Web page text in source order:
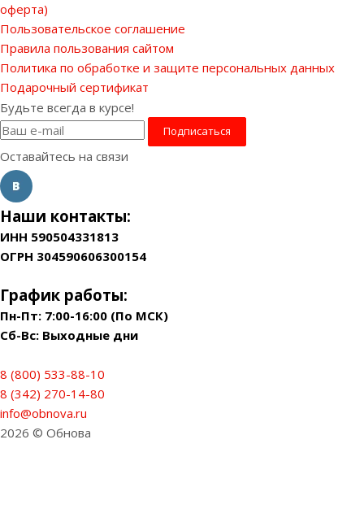
оферта)
Пользовательское соглашение
Правила пользования сайтом
Политика по обработке и защите персональных данных
Подарочный сертификат
Будьте всегда в курсе!
Оставайтесь на связи
Наши контакты:
ИНН 590504331813
ОГРН 304590606300154
График работы:
Пн-Пт: 7:00-16:00 (По МСК)
Сб-Вс: Выходные дни
8 (800) 533-88-10
8 (342) 270-14-80
info@obnova.ru
2026 © Обнова